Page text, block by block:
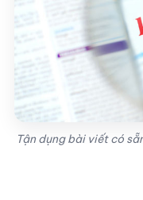
Tận dụng bài viết có